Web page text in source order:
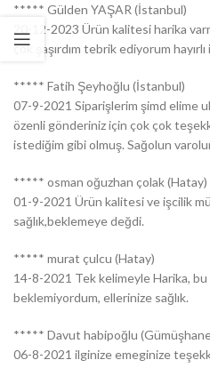
***** Gülden YAŞAR (İstanbul)
20-12-2023 Ürün kalitesi harika
çok şaşırdım tebrik ediyorum hayırlı
***** Fatih Şeyhoğlu (İstanbul)
07-9-2021 Siparişlerim şimd elime
özenli gönderiniz için çok çok
istediğim gibi olmuş. Sağolun
***** osman oğuzhan çolak (Hatay)
01-9-2021 Ürün kalitesi ve işcilik
sağlık,beklemeye değdi.
***** murat çulcu (Hatay)
14-8-2021 Tek kelimeyle Harika, bu
beklemiyordum, ellerinize sağlık.
***** Davut habipoğlu
06-8-2021 ilginize emeginize